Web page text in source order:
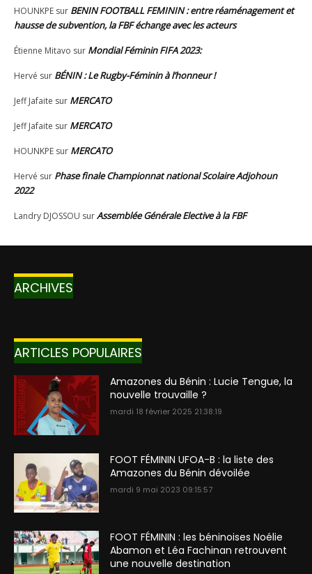
ARCHIVES
ARTICLES POPULAIRES
Amazones du Bénin : Lucie Tengue, la
nouvelle trouvaille ?
mardi 18 février 2025 21:38:19
FOOT FÉMININ UFOA-B : la liste des
Amazones du Bénin dévoilée
mardi 9 mai 2023 09:15:57
FOOT FÉMININ : les béninoises Noélie
Abamon et Léa Fachinan retrouvent
une nouvelle destination